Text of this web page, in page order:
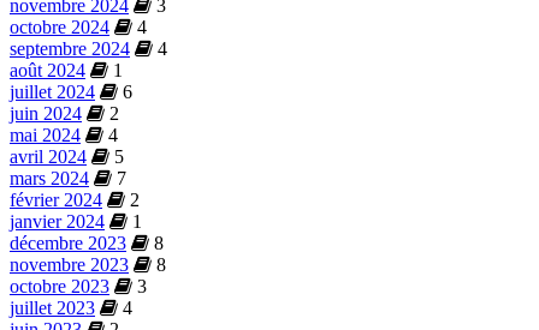
novembre 2024
3
octobre 2024
4
septembre 2024
4
août 2024
1
juillet 2024
6
juin 2024
2
mai 2024
4
avril 2024
5
mars 2024
7
février 2024
2
janvier 2024
1
décembre 2023
8
novembre 2023
8
octobre 2023
3
juillet 2023
4